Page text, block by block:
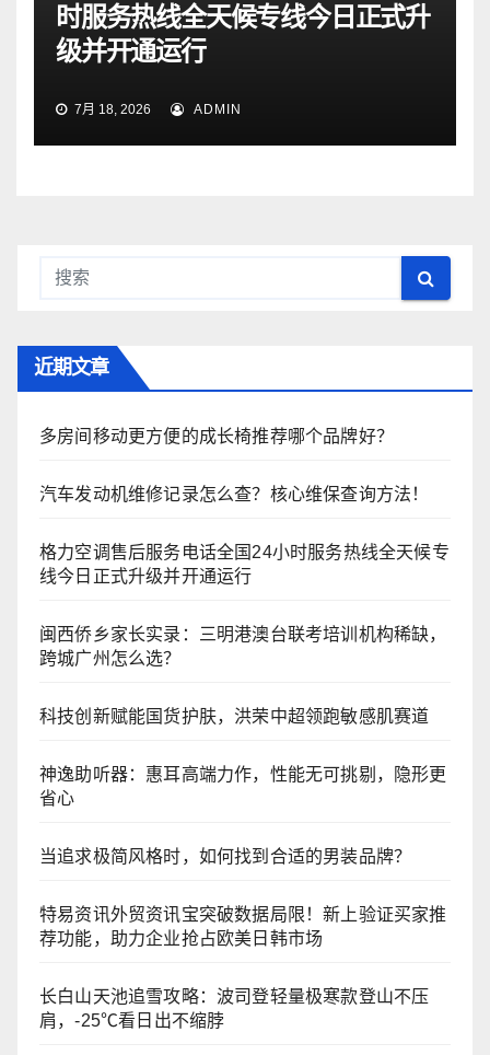
时服务热线全天候专线今日正式升
级并开通运行
7月 18, 2026 ADMIN
近期文章
多房间移动更方便的成长椅推荐哪个品牌好？
汽车发动机维修记录怎么查？核心维保查询方法！
格力空调售后服务电话全国24小时服务热线全天候专
线今日正式升级并开通运行
闽西侨乡家长实录：三明港澳台联考培训机构稀缺，
跨城广州怎么选？
科技创新赋能国货护肤，洪荣中超领跑敏感肌赛道
神逸助听器：惠耳高端力作，性能无可挑剔，隐形更
省心
当追求极简风格时，如何找到合适的男装品牌？
特易资讯外贸资讯宝突破数据局限！新上验证买家推
荐功能，助力企业抢占欧美日韩市场
长白山天池追雪攻略：波司登轻量极寒款登山不压
肩，-25℃看日出不缩脖